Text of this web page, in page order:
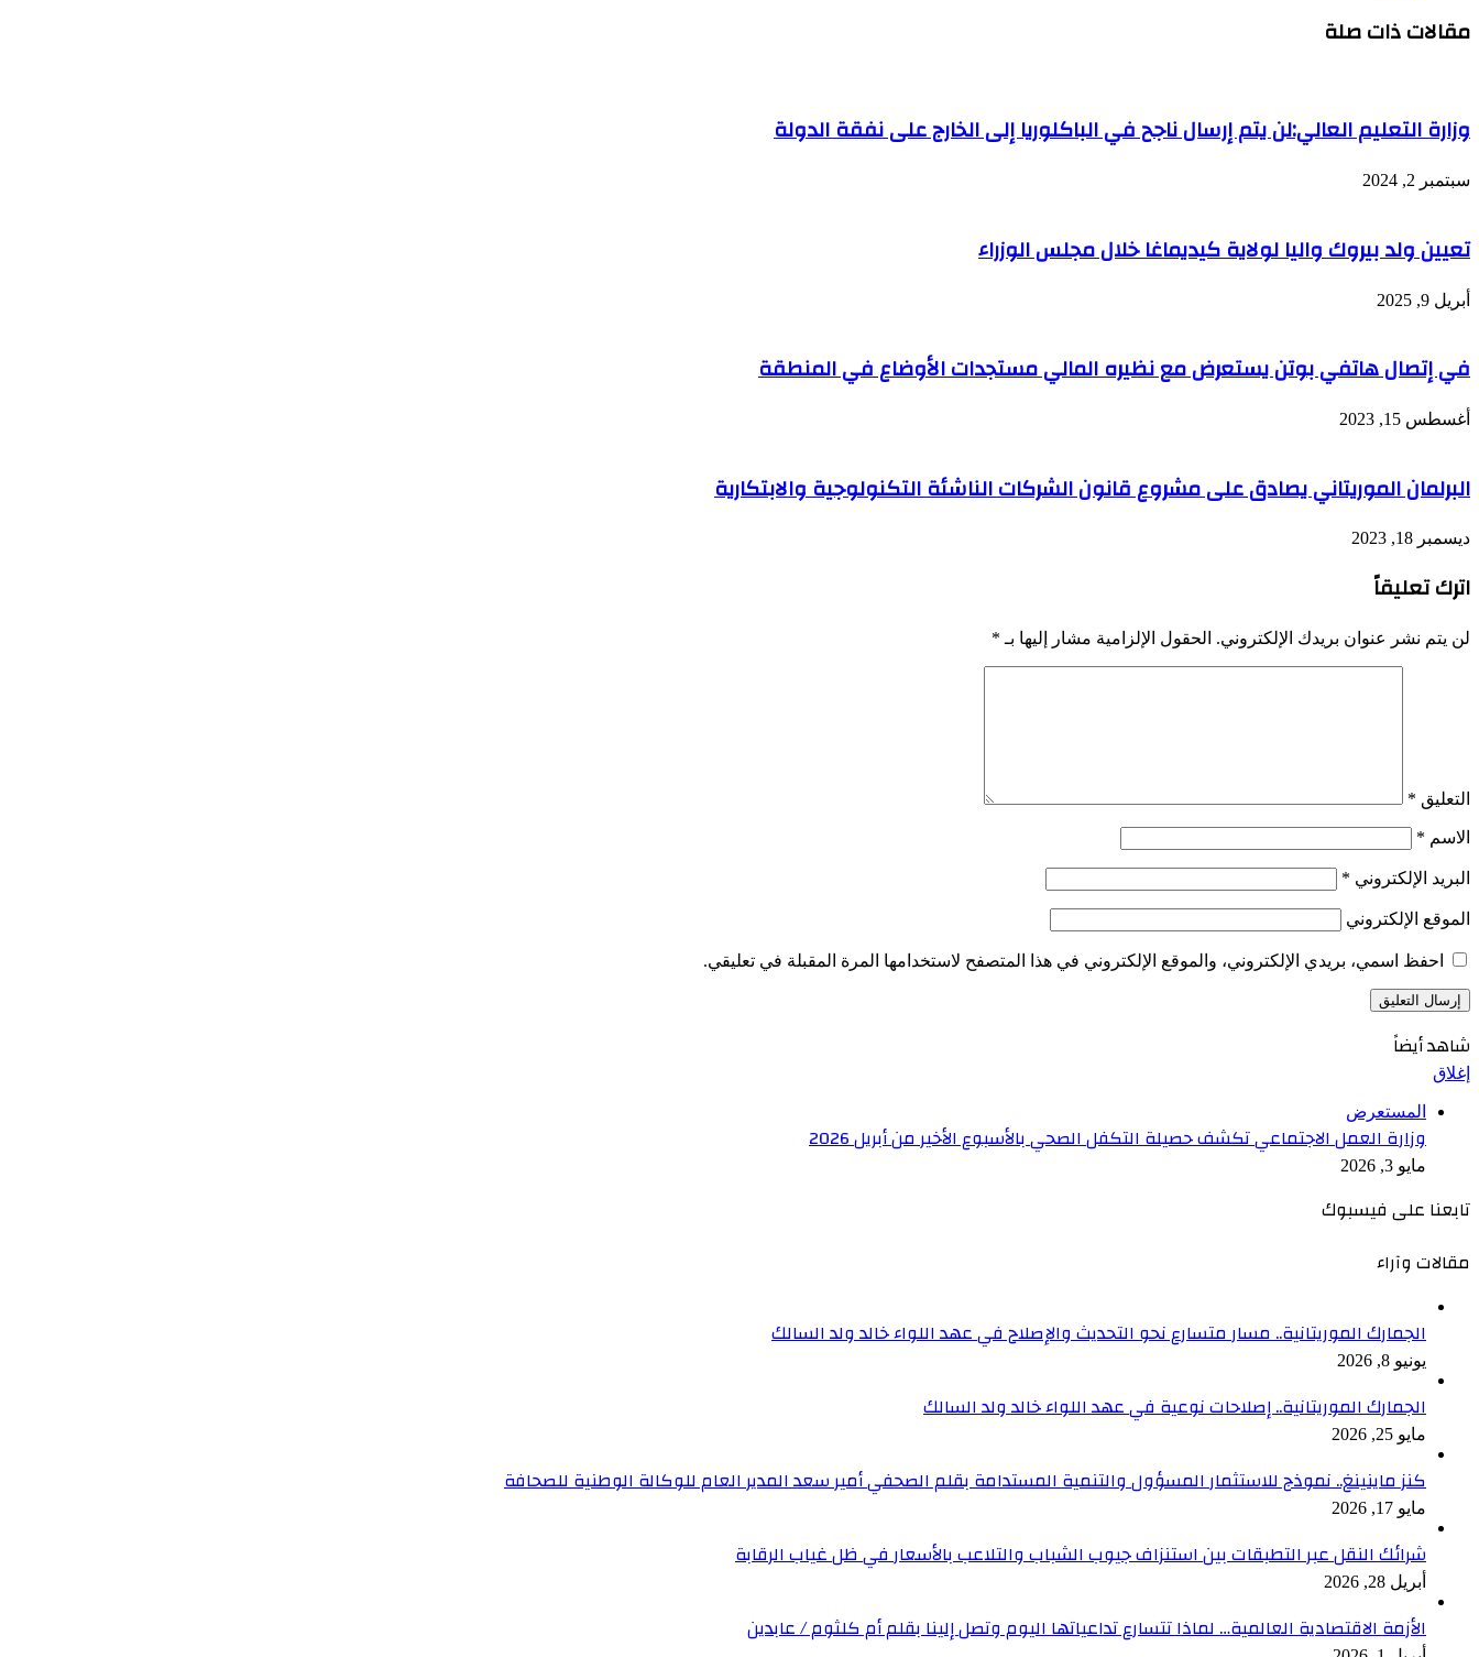
مقالات ذات صلة
وزارة التعليم العالي:لن يتم إرسال ناجح في الباكلوريا إلى الخارج على نفقة الدولة
سبتمبر 2, 2024
تعيين ولد بيروك واليا لولاية كيديماغا خلال مجلس الوزراء
أبريل 9, 2025
في إتصال هاتفي بوتن يستعرض مع نظيره المالي مستجدات الأوضاع في المنطقة
أغسطس 15, 2023
البرلمان الموريتاني يصادق على مشروع قانون الشركات الناشئة التكنولوجية والابتكارية
ديسمبر 18, 2023
اترك تعليقاً
لن يتم نشر عنوان بريدك الإلكتروني. الحقول الإلزامية مشار إليها بـ *
التعليق *
الاسم *
البريد الإلكتروني *
الموقع الإلكتروني
احفظ اسمي، بريدي الإلكتروني، والموقع الإلكتروني في هذا المتصفح لاستخدامها المرة المقبلة في تعليقي.
شاهد أيضاً
إغلاق
المستعرض
وزارة العمل الاجتماعي تكشف حصيلة التكفل الصحي بالأسبوع الأخير من أبريل 2026
مايو 3, 2026
تابعنا على فيسبوك
مقالات وآراء
الجمارك الموريتانية.. مسار متسارع نحو التحديث والإصلاح في عهد اللواء خالد ولد السالك
يونيو 8, 2026
الجمارك الموريتانية.. إصلاحات نوعية في عهد اللواء خالد ولد السالك
مايو 25, 2026
كنز ماينينغ.. نموذج للاستثمار المسؤول والتنمية المستدامة بقلم الصحفي أمير سعد المدير العام للوكالة الوطنية للصحافة
مايو 17, 2026
شرائك النقل عبر التطبقات بين استنزاف جيوب الشباب والتلاعب بالأسعار في ظل غياب الرقابة
أبريل 28, 2026
الأزمة الاقتصادية العالمية… لماذا تتسارع تداعياتها اليوم وتصل إلينا بقلم أم كلثوم / عابدين